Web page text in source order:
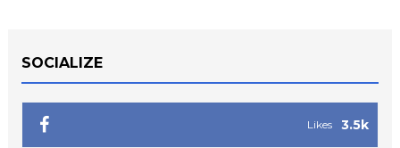
SOCIALIZE
3.5k
Likes